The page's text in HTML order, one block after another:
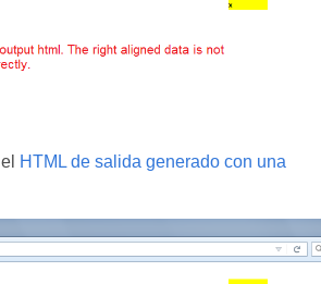
HTML de salida generado con una